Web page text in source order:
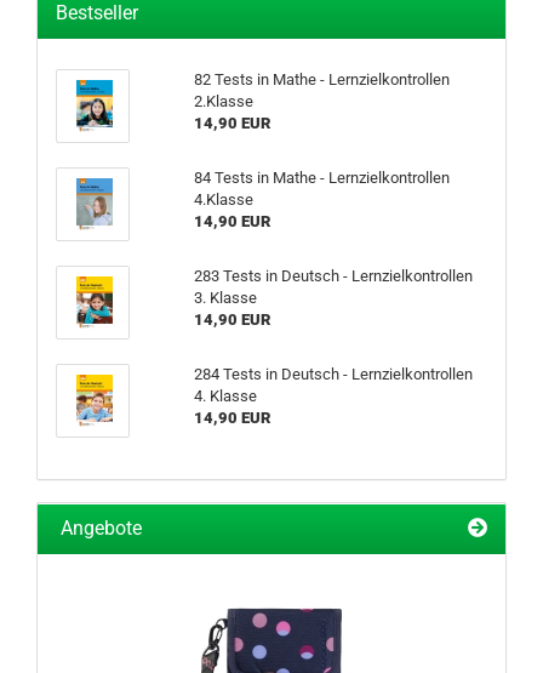
Bestseller
82 Tests in Mathe - Lernzielkontrollen
2.Klasse
14,90 EUR
84 Tests in Mathe - Lernzielkontrollen
4.Klasse
14,90 EUR
283 Tests in Deutsch - Lernzielkontrollen
3. Klasse
14,90 EUR
284 Tests in Deutsch - Lernzielkontrollen
4. Klasse
14,90 EUR
Angebote